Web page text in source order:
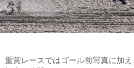
重賞レースではゴール前写真に加